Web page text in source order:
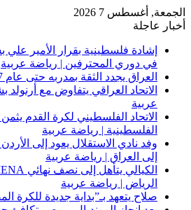
الجمعة, أغسطس 7 2026
أخبار عاجلة
إشادة فلسطينية بقرار الأمير
في دوري المحترفين | رياضة عربية
العراق يجدد الثقة بمدربه حتى عام 2027 | رياضة عربية
الاتحاد العراقي يتفاوض مع
عربية
الاتحاد الفلسطيني لكرة القدم
الفلسطينية | رياضة عربية
وفد نادي الاستقلال يعود إلى
إلى العراق | رياضة عربية
الرياض | رياضة عربية
صلاح يتعهد بـ”بداية جديدة للكرة